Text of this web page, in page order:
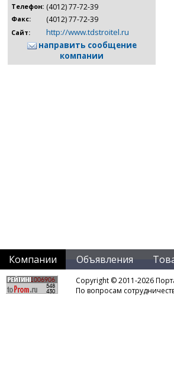
Телефон: (4012) 77-72-39
Факс: (4012) 77-72-39
Сайт:
http://www.tdstroitel.ru
направить сообщение
компании
Компании Объявления
Copyright © 2011-2026
По вопросам